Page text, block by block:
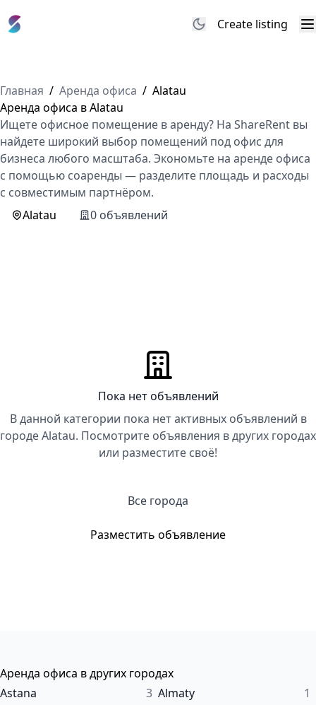
Create listing
Главная / Аренда офиса / Alatau
Аренда офиса в Alatau
Ищете офисное помещение в аренду? На ShareRent вы
найдете широкий выбор помещений под офис для
бизнеса любого масштаба. Экономьте на аренде офиса
с помощью соаренды — разделите площадь и расходы
с совместимым партнёром.
Alatau
0 объявлений
Пока нет объявлений
В данной категории пока нет активных объявлений в
городе Alatau. Посмотрите объявления в других городах
или разместите своё!
Все города
Разместить объявление
Аренда офиса в других городах
Astana
3 Almaty
1